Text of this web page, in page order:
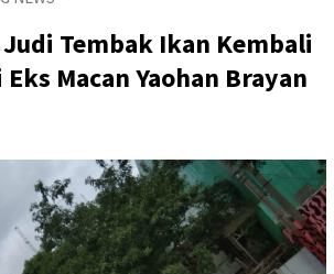
Judi Tembak Ikan Kembali
Macan Yaohan Brayan